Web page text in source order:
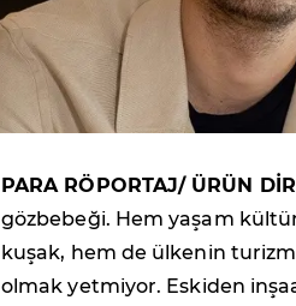
PARA RÖPORTAJ/ ÜRÜN
gözbebeği. Hem yaşam
kuşak, hem de ülkenin
olmak yetmiyor. Eskiden